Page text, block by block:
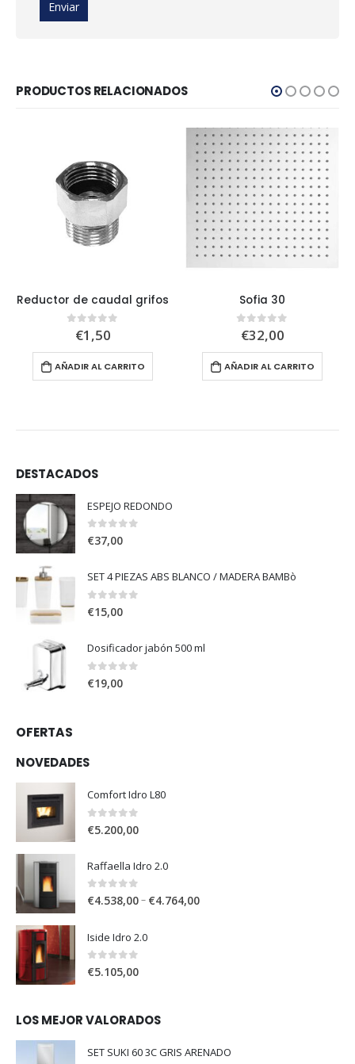
PRODUCTOS RELACIONADOS
Reductor de caudal grifos
out of 5
€1,50
AÑADIR AL CARRITO
Sofia 30
0out of 5
€32,00
AÑADIR AL CARRITO
DESTACADOS
ESPEJO REDONDO
0out of 5
€37,00
SET 4 PIEZAS ABS BLANCO / MADERA BAMBò
0 out of 5
€15,00
Dosificador jabón 500 ml
0 out of 5
€19,00
OFERTAS
NOVEDADES
Comfort Idro L80
0out of 5
€5.200,00
Raffaella Idro 2.0
0 out of 5
€4.538,00– €4.764,00
Iside Idro 2.0
0out of 5
€5.105,00
LOS MEJOR VALORADOS
SET SUKI 60 3C GRIS ARENADO